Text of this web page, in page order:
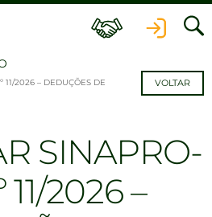
11/2026 – DEDUÇÕES DE VOLTAR
SINAPRO-
11/2026 –